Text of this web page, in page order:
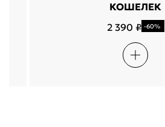
КОШЕЛЕК
2 390 ₽ -60%